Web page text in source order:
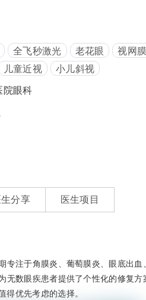
全飞秒激光 老花眼
视网
儿童近视 小儿斜视
院眼科
生分享 医生项目
专注于角膜炎、葡萄膜炎、眼底出血
无数眼疾患者提供了个性化的修复方
优先考虑的选择。